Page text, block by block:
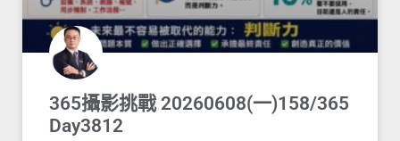
365攝影挑戰 20260608(一)158/365
Day3812